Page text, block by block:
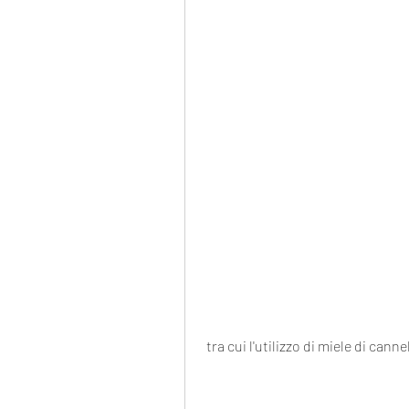
tra cui l'utilizzo di miele di